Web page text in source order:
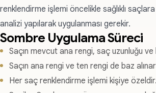
renklendirme işlemi öncelikle sağlıklı
analizi yapılarak uygulanması gerekir.
Sombre Uygulama Süreci
Saçın mevcut ana rengi, saç uzunluğu
Saçın ana rengi ve ten rengi de baz
Her saç renklendirme işlemi kişiye özeldir.